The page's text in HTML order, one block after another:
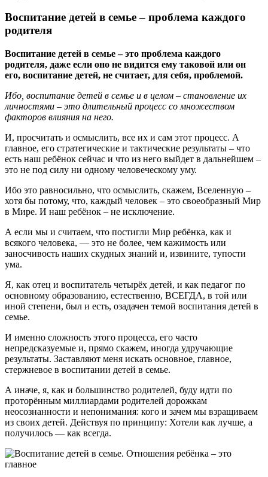
Воспитание детей в семье – проблема каждого
родителя
Воспитание детей в семье – это проблема каждого
родителя, даже если оно не видится ему таковой или он
его, воспитание детей, не считает, для себя, проблемой.
Ибо, воспитание детей в семье и в целом – становление их
личностями – это длительный процесс со множеством
факторов влияния на него.
И, просчитать и осмыслить, все их и сам этот процесс. А
главное, его стратегические и тактические результаты – что
есть наш ребёнок сейчас и что из него выйдет в дальнейшем –
это не под силу ни одному человеческому уму.
Ибо это равносильно, что осмыслить, скажем, Вселенную –
хотя бы потому, что, каждый человек – это своеобразный Мир
в Мире. И наш ребёнок – не исключение.
А если мы и считаем, что постигли Мир ребёнка, как и
всякого человека, — это не более, чем кажимость или
заносчивость наших скудных знаний и, извините, тупости
ума.
Я, как отец и воспитатель четырёх детей, и как педагог по
основному образованию, естественно, ВСЕГДА, в той или
иной степени, был и есть, озадачен темой воспитания детей в
семье.
И именно сложность этого процесса, его часто
непредсказуемые и, прямо скажем, иногда удручающие
результаты. Заставляют меня искать основное, главное,
стержневое в воспитании детей в семье.
А иначе, я, как и большинство родителей, буду идти по
проторённым миллиардами родителей дорожкам
неосознанности и непонимания: кого и зачем мы взращиваем
из своих детей. Действуя по принципу: Хотели как лучше, а
получилось — как всегда.